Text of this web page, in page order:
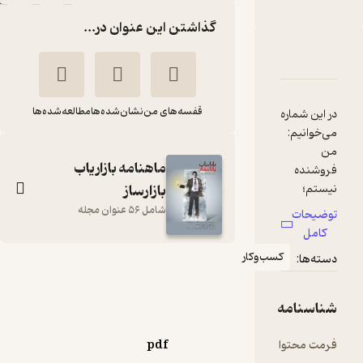
در این شماره
می‌خوانیم:
من
فروشنده
نیستم؛
مشاور
فروش شما
فروش
سالم
فروش در
داروخانه‌ها
توضیحات
کامل
دسته‌ها:
کسب‌وکار
شناسنامه
فرمت محتوا pdf
گذاشتن این عنوان در...
قفسه‌های من نشان‌شده‌هامطالعه‌شده‌ها
ماهنامه بازاریاب
بازارساز
شامل 56 عنوان مجله
انتشارات بازاریابی